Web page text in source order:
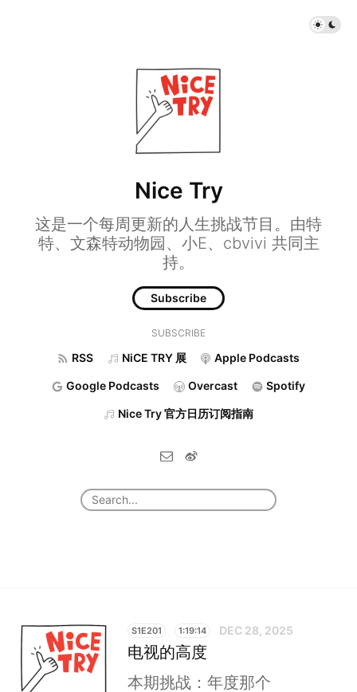
Nice Try
这是一个每周更新的人生挑战节目。由特
特、文森特动物园、小E、cbvivi 共同主
持。
Subscribe
SUBSCRIBE
RSS NiCE TRY 展 Apple Podcasts
Google Podcasts Overcast Spotify
Nice Try 官方日历订阅指南
S1E201 1:19:14 DEC 28, 2025
电视的高度
本期挑战：年度那个